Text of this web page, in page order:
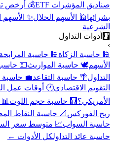
صناديق المؤشرات ETF
💰 أرخص
بشرائها🕌 الأسهم الحلال✨ الأسهم
الشرعية
🧮 أدوات التداول
›
🕌 حاسبة الزكاة🕌 حاسبة
الأسهم🕊️ حاسبة المواريث💵
التداول🌴 حاسبة التقاعد💼 حاسبة
التقويم الاقتصادي🕐 أوقات عمل
الأمريكي؟🧮 حاسبة حجم اللوت
ربح الفوركس 📐 حاسبة النقاط
حاسبة السواب📈 متوسط سعر
حاسبة عائد التداولكل الأدوات ←